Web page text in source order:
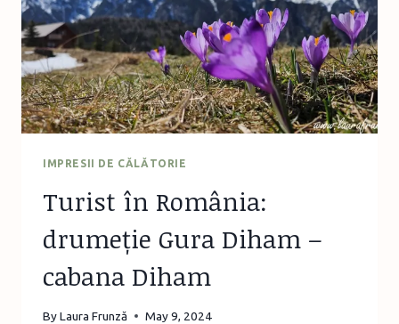
OBIECTIVE
IMPRESII DE CĂLĂTORIE
Turist în România:
drumeție Gura Diham –
cabana Diham
ByLaura Frunză May 9, 2024